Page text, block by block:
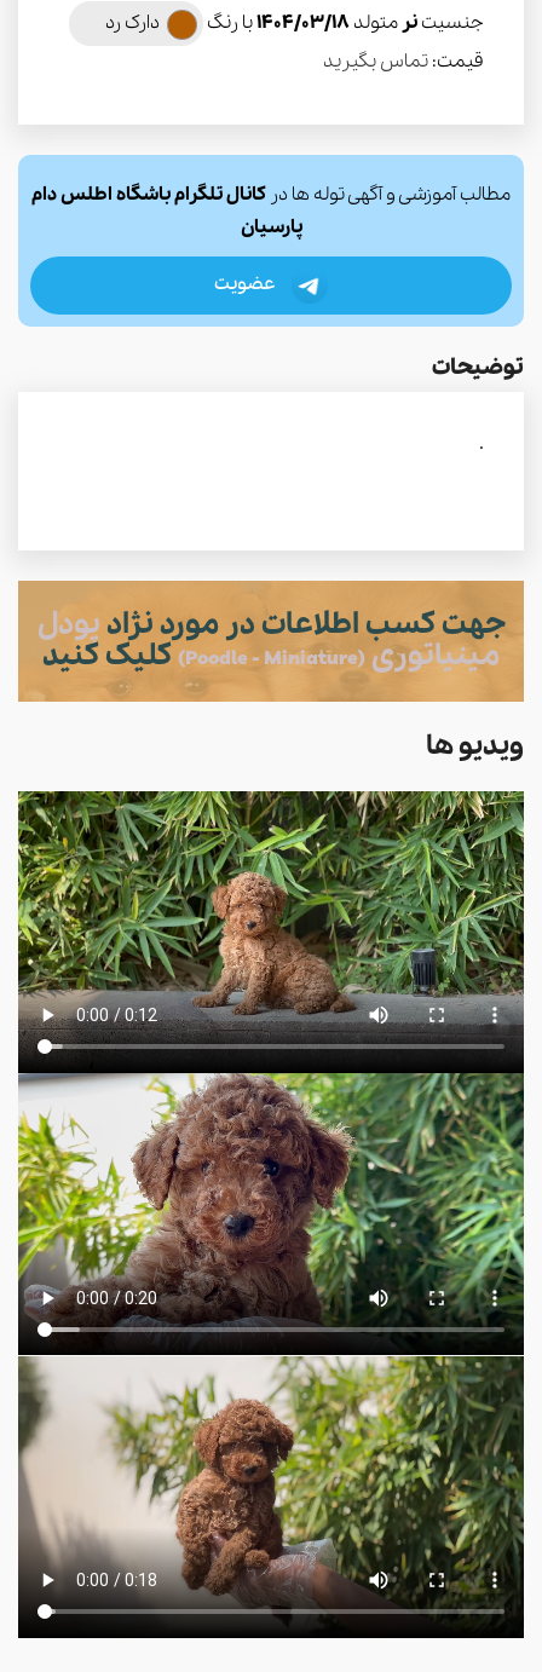
جنسیتنرمتولد1404/03/18با رنگ
دارک رد
قیمت:تماس بگیرید
مطالب آموزشی و آگهی توله ها در کانال تلگرام باشگاه اطلس دام
پارسیان
عضویت
توضیحات
.
جهت کسب اطلاعات در مورد نژاد پودل
مینیاتوری (Poodle - Miniature) کلیک کنید
ویدیو ها